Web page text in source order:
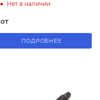
Нет в наличии
от
ПОДРОБНЕЕ